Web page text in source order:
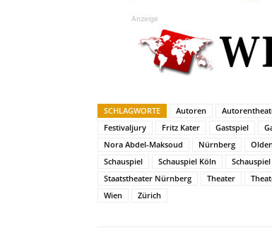
Anzeige
SCHLAGWORTE Autoren
Festivaljury
Fritz Kater Gastspiel
Nora Abdel-Maksoud
Nürnberg
Schauspiel
Schauspiel Köln
Staatstheater Nürnberg
Theater
Wien
Zürich